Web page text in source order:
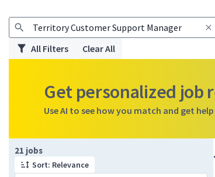
All Filters
Clear All
Get personalized job
Use AI to see how you match and get
21 jobs
Sort: Relevance
Page 1 of 3